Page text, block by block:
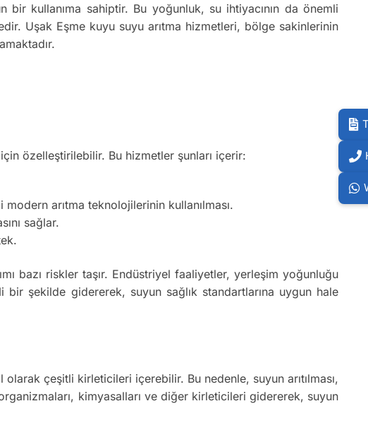
kullanıma sahiptir. Bu yoğunluk, su ihtiyacının da önemli
Uşak Eşme kuyu suyu arıtma hizmetleri, bölge sakinlerinin
özelleştirilebilir. Bu hizmetler şunları içerir:
arıtma teknolojilerinin kullanılması.
sağlar.
bazı riskler taşır. Endüstriyel faaliyetler, yerleşim yoğunluğu
şekilde gidererek, suyun sağlık standartlarına uygun hale
çeşitli kirleticileri içerebilir. Bu nedenle, suyun arıtılması,
kimyasalları ve diğer kirleticileri gidererek, suyun